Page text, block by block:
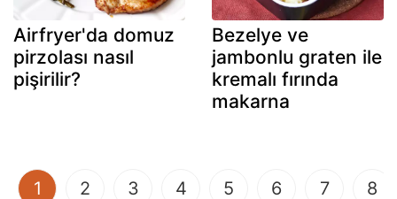
Airfryer'da domuz
pirzolası nasıl
pişirilir?
Bezelye ve
jambonlu graten ile
kremalı fırında
makarna
1 (current)
2 3 4 5 6 7 8